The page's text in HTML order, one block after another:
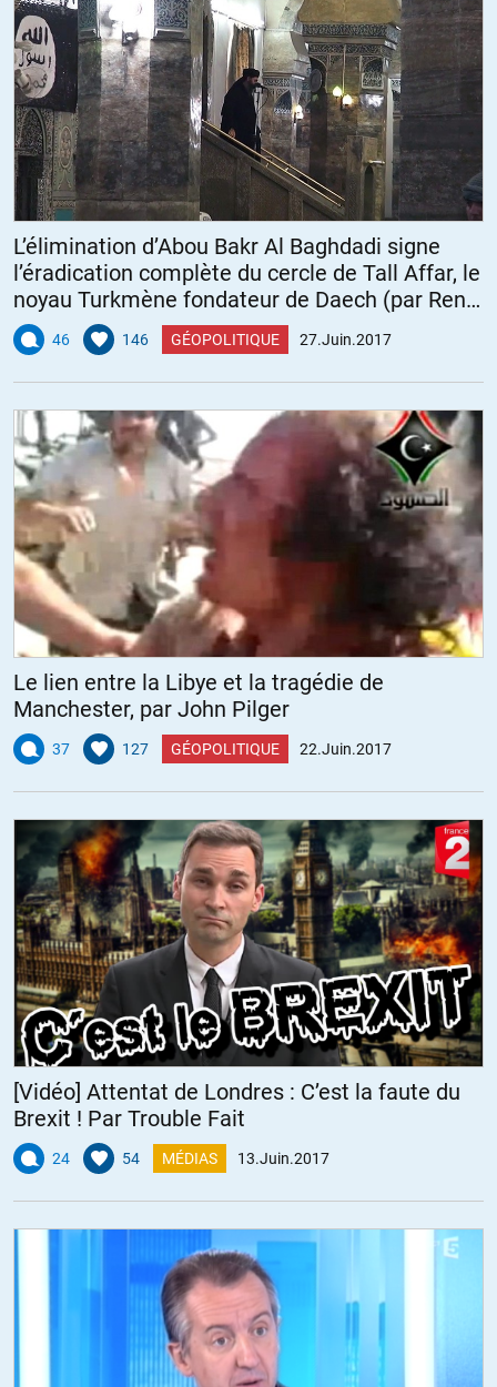
L’élimination d’Abou Bakr Al Baghdadi signe
l’éradication complète du cercle de Tall Affar, le
noyau Turkmène fondateur de Daech (par René
Naba)46 146 GÉOPOLITIQUE 27.Juin.2017
Le lien entre la Libye et la tragédie de
Manchester, par John Pilger
37 127 GÉOPOLITIQUE 22.Juin.2017
[Vidéo] Attentat de Londres : C’est la faute du
Brexit ! Par Trouble Fait
24 54 MÉDIAS 13.Juin.2017